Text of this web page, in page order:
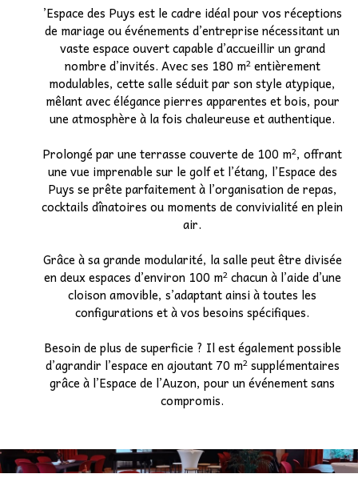
Particuliers▼
Associatif▼
Autocariste▼
’Espace des Puys est le cadre idéal pour vos réceptions
de mariage ou événements d’entreprise nécessitant un
vaste espace ouvert capable d’accueillir un grand
nombre d’invités. Avec ses 180 m² entièrement
modulables, cette salle séduit par son style atypique,
mêlant avec élégance pierres apparentes et bois, pour
une atmosphère à la fois chaleureuse et authentique.
Prolongé par une terrasse couverte de 100 m², offrant
une vue imprenable sur le golf et l’étang, l’Espace des
Puys se prête parfaitement à l’organisation de repas,
cocktails dînatoires ou moments de convivialité en plein
air.
Grâce à sa grande modularité, la salle peut être divisée
en deux espaces d’environ 100 m² chacun à l’aide d’une
cloison amovible, s’adaptant ainsi à toutes les
configurations et à vos besoins spécifiques.
Besoin de plus de superficie ? Il est également possible
d’agrandir l’espace en ajoutant 70 m² supplémentaires
grâce à l’Espace de l’Auzon, pour un événement sans
compromis.